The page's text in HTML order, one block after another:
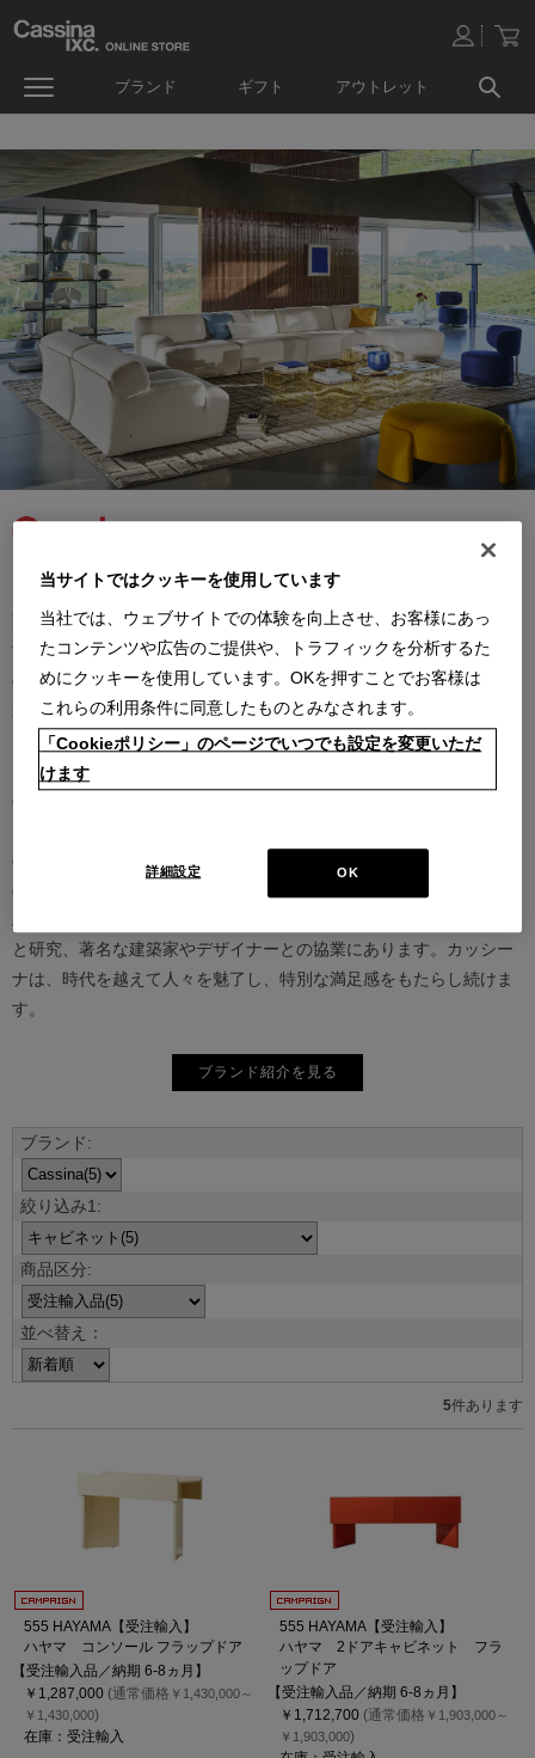
ブランド ギフト アウトレット
カッシーナは創業以来、インテリアの未来をデザインし続けてきた
家具業界では数少ないリーディングブランドとして知られていま
す。17世紀、イタリアで誕生したカッシーナは、教会の木製チェア
の製造に始まり、その後豪華客船の内装などを手掛け、技術力を確
かなものとしました。1927年にチェーザレ・カッシーナとウンベル
ト・カッシーナによってカッシーナ社が設立されると、5０年代には
モダンファーニチャーの分野へと転身、その後多くの製品が世界中
の最も重要な美術館にコレクションされるなど、その完成度とデザ
のは、高水準のテクノロジーとアルチザン（職人）の技術の継承と
の見事な融合であり、また、永年をかけ築きあげられた歴史と信
と研究、著名な建築家やデザイナーとの協業にあります。カッシー
ナは、時代を越えて人々を魅了し、特別な満足感をもたらし続けま
す。
ブランド紹介を見る
並べ替え：
5件あります
555 HAYAMA【受注輸入】
ハヤマ コンソール フラップドア
【受注輸入品／納期 6-8ヵ月】
￥1,287,000 (通常価格 ￥1,430,000～
￥1,430,000)
在庫：受注輸入
555 HAYAMA【受注輸入】
ハヤマ 2ドアキャビネット フラ
ップドア
【受注輸入品／納期 6-8ヵ月】
￥1,712,700 (通常価格 ￥1,903,000～
￥1,903,000)
当サイトではクッキーを使用しています
当社では、ウェブサイトでの体験を向上させ、お客様にあっ
たコンテンツや広告のご提供や、トラフィックを分析するた
めにクッキーを使用しています。OKを押すことでお客様は
これらの利用条件に同意したものとみなされます。
「Cookieポリシー」のページでいつでも設定を変更いただ
けます
OK
詳細設定